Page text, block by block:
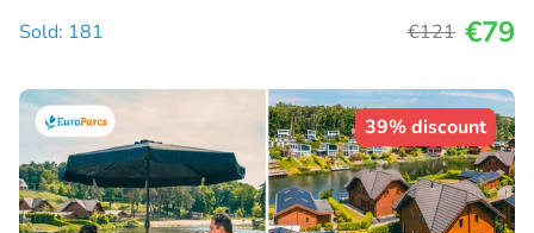
Sold: 181 €121 €79
39% discount